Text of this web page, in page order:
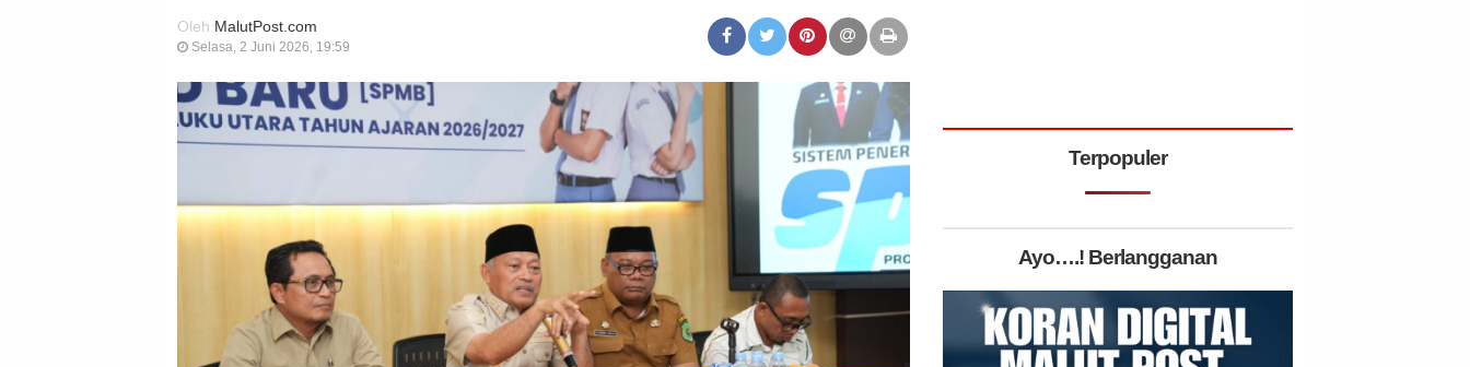
Oleh MalutPost.com
Selasa, 2 Juni 2026, 19:59
Terpopuler
Ayo….! Berlangganan